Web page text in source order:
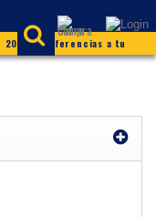
20.000 referencias a tu